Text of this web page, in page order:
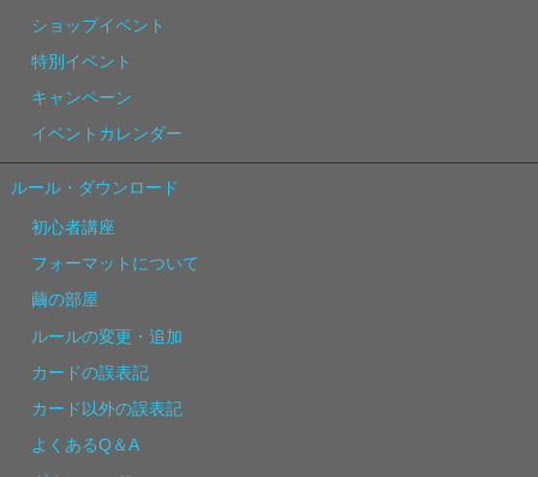
ショップイベント
特別イベント
キャンペーン
イベントカレンダー
ルール・ダウンロード
初心者講座
フォーマットについて
繭の部屋
ルールの変更・追加
カードの誤表記
カード以外の誤表記
よくあるQ＆A